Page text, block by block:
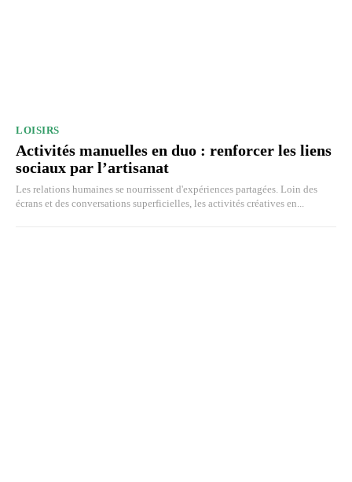
LOISIRS
Activités manuelles en duo : renforcer les liens
sociaux par l’artisanat
Les relations humaines se nourrissent d'expériences partagées. Loin des
écrans et des conversations superficielles, les activités créatives en...